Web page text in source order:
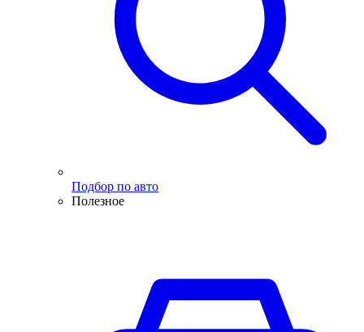
Подбор по авто
Полезное